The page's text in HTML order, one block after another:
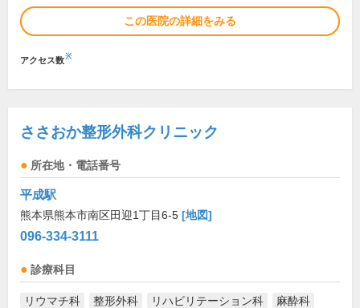
この医院の詳細をみる
アクセス数※
ささおか整形外科クリニック
所在地・電話番号
平成駅
熊本県熊本市南区田迎1丁目6-5 [地図]
096-334-3111
診療科目
リウマチ科 整形外科 リハビリテーション科 麻酔科